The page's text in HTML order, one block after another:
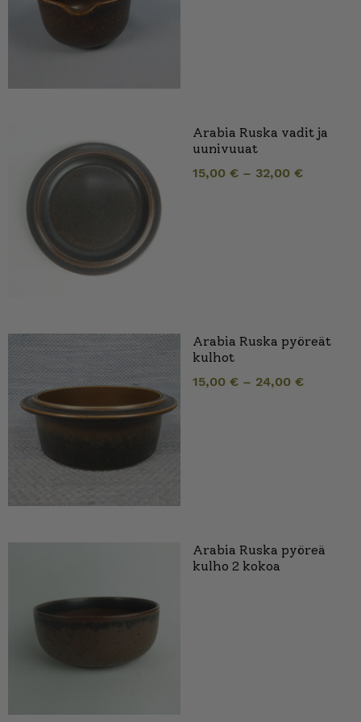
Arabia Ruska vadit ja
uunivuuat
15,00 € – 32,00 €
Arabia Ruska pyöreät
kulhot
15,00 € – 24,00 €
Arabia Ruska pyöreä
kulho 2 kokoa